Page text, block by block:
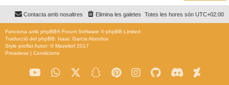
Totes les hores són UTC+02:00
Elimina les galetes
Contacta amb nosaltres
Funciona amb phpBB® Forum Software © phpBB Limited
Traducció del phpBB: Isaac Garcia Abrodos
Style proflatAutor: ©Mazeltof 2017
Privadesa | Condicions